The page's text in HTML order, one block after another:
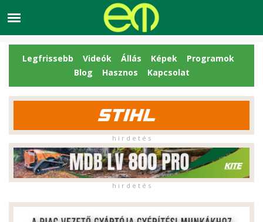
Legfrissebb Videók Állás Képek
Programok
Blog
Hasznos Kapcsolat
h i r d e t é s
h i r d e t é s